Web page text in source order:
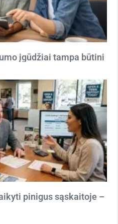
įgūdžiai tampa būtini
pinigus sąskaitoje –